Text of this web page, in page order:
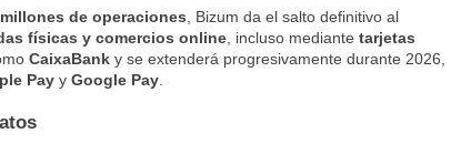
de operaciones , Bizum da el salto definitivo al
físicas y comercios online , incluso mediantetarjetas
CaixaBank y se extenderá progresivamente durante 2026,
Pay yGoogle Pay